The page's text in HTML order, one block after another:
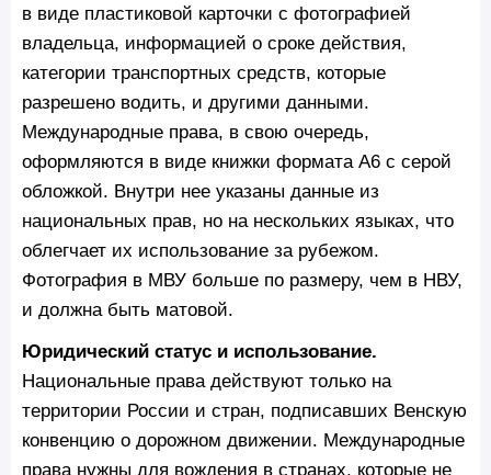
в виде пластиковой карточки с фотографией
владельца, информацией о сроке действия,
категории транспортных средств, которые
разрешено водить, и другими данными.
Международные права, в свою очередь,
оформляются в виде книжки формата А6 с серой
обложкой. Внутри нее указаны данные из
национальных прав, но на нескольких языках, что
облегчает их использование за рубежом.
Фотография в МВУ больше по размеру, чем в НВУ,
и должна быть матовой.
Юридический статус и использование.
Национальные права действуют только на
территории России и стран, подписавших Венскую
конвенцию о дорожном движении. Международные
права нужны для вождения в странах, которые не